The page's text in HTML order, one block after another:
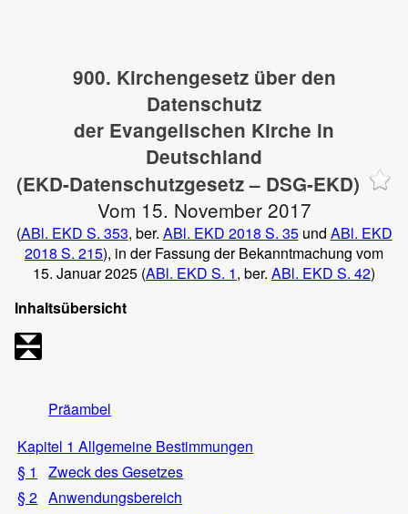
900. Kirchengesetz über den
Datenschutz
der Evangelischen Kirche in
Deutschland
(EKD-Datenschutzgesetz – DSG-EKD)
Vom 15. November 2017
(ABl. EKD S. 353, ber. ABl. EKD 2018 S. 35und ABl. EKD
2018 S. 215), in der Fassung der Bekanntmachung vom
15. Januar 2025 (ABl. EKD S. 1, ber. ABl. EKD S. 42)
Inhaltsübersicht
Präambel
Kapitel 1 Allgemeine Bestimmungen
§ 1
Zweck des Gesetzes
§ 2 Anwendungsbereich